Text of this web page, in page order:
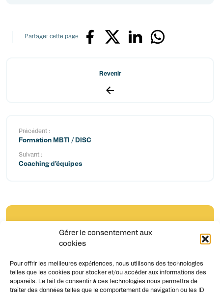
Gérer le consentement aux
cookies
Pour offrir les meilleures expériences, nous utilisons des technologies
telles que les cookies pour stocker et/ou accéder aux informations des
appareils. Le fait de consentir à ces technologies nous permettra de
traiter des données telles que le comportement de navigation ou les ID
Revenir
Partager cette page
Précédent :
Formation MBTI / DISC
Suivant :
Coaching d’équipes